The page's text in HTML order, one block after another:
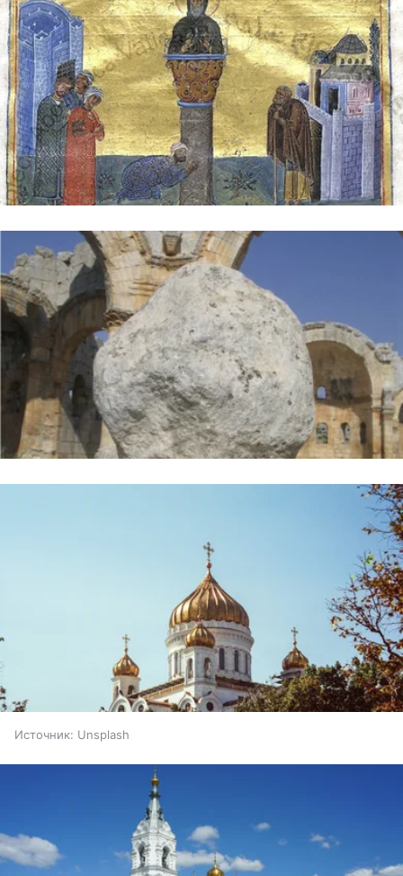
Источник: Unsplash